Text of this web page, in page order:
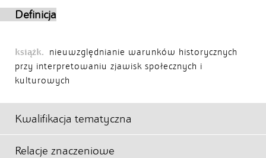
Definicja
książk.
nieuwzględnianie warunków historycznych
przy interpretowaniu zjawisk społecznych i
kulturowych
Kwalifikacja tematyczna
Relacje znaczeniowe